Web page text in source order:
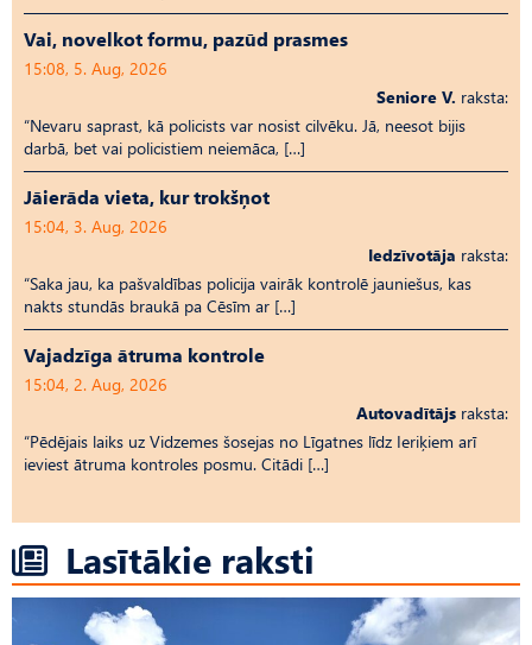
Vai, novelkot formu, pazūd prasmes
15:08, 5. Aug, 2026
Seniore V. raksta:
“Nevaru saprast, kā policists var nosist cilvēku. Jā, neesot bijis
darbā, bet vai policistiem neiemāca, […]
Jāierāda vieta, kur trokšņot
15:04, 3. Aug, 2026
Iedzīvotāja raksta:
“Saka jau, ka pašvaldības policija vairāk kontrolē jauniešus, kas
nakts stundās braukā pa Cēsīm ar […]
Vajadzīga ātruma kontrole
15:04, 2. Aug, 2026
Autovadītājs raksta:
“Pēdējais laiks uz Vid­ze­mes šosejas no Līgatnes līdz Ieriķiem arī
ieviest ātruma kontroles posmu. Citādi […]
Lasītākie raksti